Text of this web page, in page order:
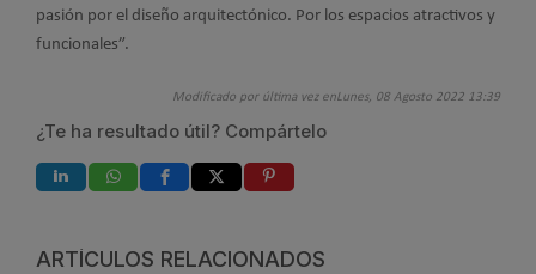
pasión por el diseño arquitectónico. Por los espacios atractivos y
funcionales”.
Modificado por última vez enLunes, 08 Agosto 2022 13:39
¿Te ha resultado útil? Compártelo
ARTÍCULOS RELACIONADOS